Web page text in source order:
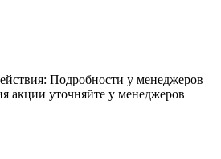
Подробности у менеджеров
акции уточняйте у менеджеров